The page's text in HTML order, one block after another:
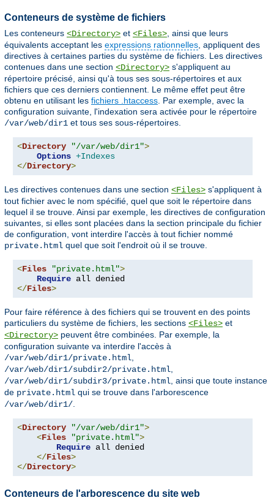
Conteneurs de système de fichiers
Les conteneurs <Directory> et <Files> , ainsi que leurs
équivalents acceptant les expressions rationnelles , appliquent des
directives à certaines parties du système de fichiers. Les directives
contenues dans une section <Directory> s'appliquent au
répertoire précisé, ainsi qu'à tous ses sous-répertoires et aux
fichiers que ces derniers contiennent. Le même effet peut être
obtenu en utilisant les fichiers .htaccess . Par exemple, avec la
configuration suivante, l'indexation sera activée pour le répertoire
/var/web/dir1 et tous ses sous-répertoires.
<Directory "/var/web/dir1">
Options +Indexes
</Directory>
Les directives contenues dans une section <Files> s'appliquent à
tout fichier avec le nom spécifié, quel que soit le répertoire dans
lequel il se trouve. Ainsi par exemple, les directives de configuration
suivantes, si elles sont placées dans la section principale du fichier
de configuration, vont interdire l'accès à tout fichier nommé
private.html quel que soit l'endroit où il se trouve.
<Files "private.html">
Require
</Files>
Pour faire référence à des fichiers qui se trouvent en des points
particuliers du système de fichiers, les sections <Files> et
<Directory> peuvent être combinées. Par exemple, la
configuration suivante va interdire l'accès à
/var/web/dir1/private.html
/var/web/dir1/subdir2/private.html
/var/web/dir1/subdir3/private.html , ainsi que toute instance
de private.html qui se trouve dans l'arborescence
/var/web/dir1/
<Directory "/var/web/dir1">
<Files "private.html">
Require all denied
</Files>
</Directory>
Conteneurs de l'arborescence du site web